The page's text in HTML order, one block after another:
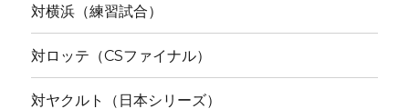
対横浜（練習試合）
対ロッテ（CSファイナル）
対ヤクルト（日本シリーズ）